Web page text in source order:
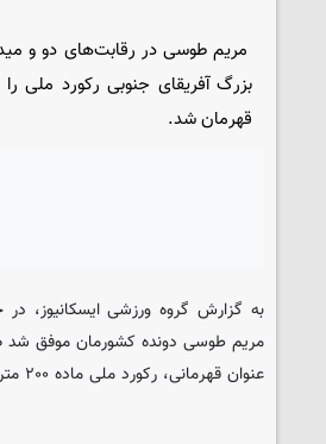
مریم طوسی در رقابت‌های دو و
بزرگ آفریقای جنوبی رکورد ملی
قهرمان شد.
به گزارش گروه ورزشیایسکانیوز، در
عنوان قهرمانی، رکورد ملی ماده ۲۰۰ متر را نیز ارتقا دهد.